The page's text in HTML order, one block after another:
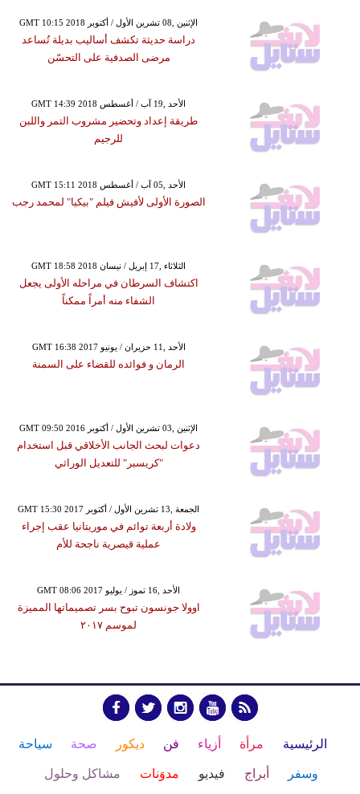
GMT 10:15 2018 الإثنين ,08 تشرين الأول / أكتوبر
دراسة حديثة تكشف أساليب بديلة تُساعد
مرضى الصدفية على التحسّن
GMT 14:39 2018 الأحد ,19 آب / أغسطس
طريقة إعداد وتحضير مشروب التمر واللبن
للرجيم
GMT 15:11 2018 الأحد ,05 آب / أغسطس
الصورة الأولى لأفيش فيلم "بيكيا" لمحمد رجب
GMT 18:58 2018 الثلاثاء ,17 إبريل / نيسان
اكتشاف السرطان في مراحله الأولى يجعل
الشفاء منه أمراً ممكناً
GMT 16:38 2017 الأحد ,11 حزيران / يونيو
الرمان و فوائده للقضاء على السمنة
GMT 09:50 2016 الإثنين ,03 تشرين الأول / أكتوبر
دعوات لبحث الجانب الأخلاقي قبل استخدام
"كريسبر" للتعديل الوراثي
GMT 15:30 2017 الجمعة ,13 تشرين الأول / أكتوبر
ولادة أربعة توائم في موريتانيا عقب إجراء
عملية قيصرية ناجحة للأم
GMT 08:06 2017 الأحد ,16 تموز / يوليو
اوولا جونسون تبوح بسر تصميماتها المميزة
لموسم ٢٠١٧
الرئيسية مرأة أزياء فن ديكور صحة سياحة
وسفر أبراج فيديو مدوَنات مشاكل وحلول